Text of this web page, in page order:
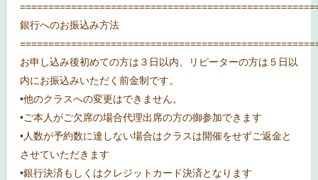
銀行へのお振込み方法
お申し込み後初めての方は３日以内、リピーターの方は５日以
内にお振込みいただく前金制です。
•他のクラスへの変更はできません。
•ご本人がご欠席の場合代理出席の方の御参加できます
•人数が予約数に達しない場合はクラスは開催をせずご返金と
させていただきます
•銀行決済もしくはクレジットカード決済となります